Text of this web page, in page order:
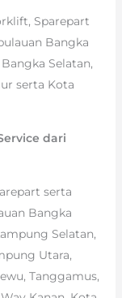
Sparepart
Bangka
Selatan,
serta Kota
dari
serta
Bangka
Selatan,
Utara,
Tanggamus,